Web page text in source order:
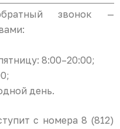
звонок —
8:00–20:00;
день.
с номера 8 (812)